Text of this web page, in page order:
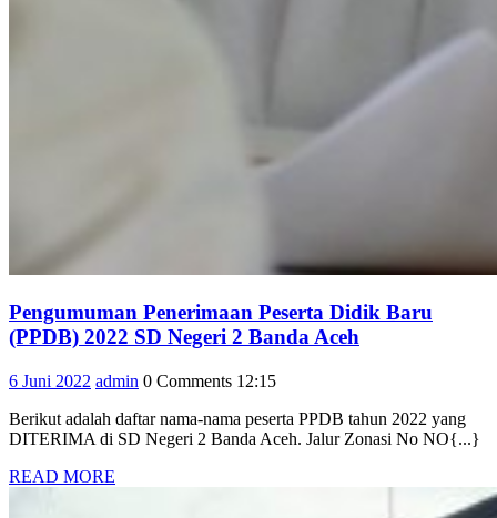
Pengumuman Penerimaan Peserta Didik Baru
(PPDB) 2022 SD Negeri 2 Banda Aceh
Didik
Baru
2022
6 Juni 2022 6
2022
admin admin
0 Comments 12:15
Berikut adalah daftar nama-nama peserta PPDB tahun 2022 yang
DITERIMA di SD Negeri 2 Banda Aceh. Jalur Zonasi No NO{...}
READ MORE